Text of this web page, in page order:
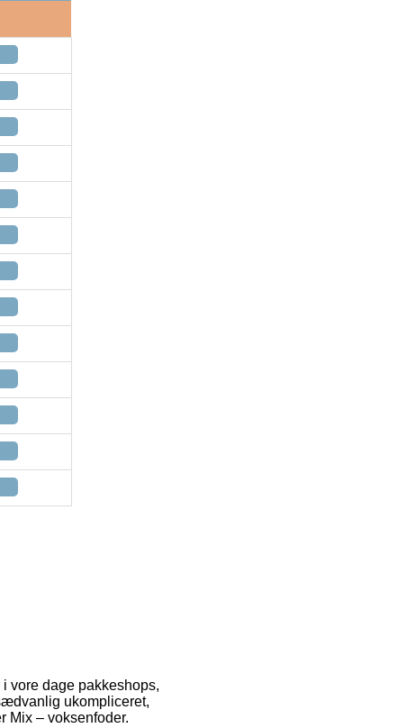
vore dage pakkeshops,
ukompliceret,
Mix – voksenfoder.